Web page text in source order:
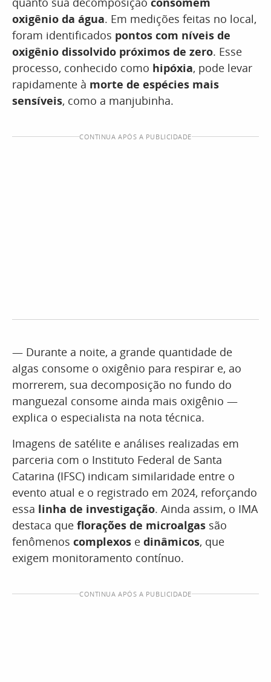
oxigênio da água. Em medições feitas no local,
foram identificados pontos com níveis de
oxigênio dissolvido próximos de zero. Esse
processo, conhecido como hipóxia, pode levar
rapidamente à morte de espécies mais
sensíveis, como a manjubinha.
CONTINUA APÓS A PUBLICIDADE
— Durante a noite, a grande quantidade de
algas consome o oxigênio para respirar e, ao
morrerem, sua decomposição no fundo do
manguezal consome ainda mais oxigênio —
explica o especialista na nota técnica.
Imagens de satélite e análises realizadas em
parceria com o Instituto Federal de Santa
Catarina (IFSC) indicam similaridade entre o
evento atual e o registrado em 2024, reforçando
essa linha de investigação. Ainda assim, o IMA
destaca que florações de microalgas são
fenômenos complexos e dinâmicos, que
exigem monitoramento contínuo.
CONTINUA APÓS A PUBLICIDADE